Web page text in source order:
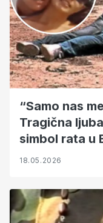
“Samo nas
Tragična
simbol rata u
18.05.2026